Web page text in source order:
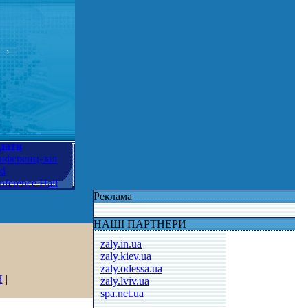
зал
Hall
|
Реклама
НАШІ ПАРТНЕРИ
zaly.in.ua
zaly.kiev.ua
zaly.odessa.ua
zaly.lviv.ua
spa.net.ua